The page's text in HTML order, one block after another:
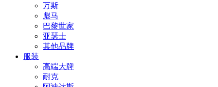
万斯
彪马
巴黎世家
亚瑟士
其他品牌
服装
高端大牌
耐克